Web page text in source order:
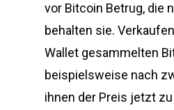
vor Bitcoin Betrug, die
behalten sie.
Wallet gesammelten
beispielsweise nach
ihnen der Preis jetzt